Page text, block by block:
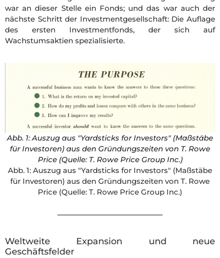
war an dieser Stelle ein Fonds; und das war auch der
nächste Schritt der Investmentgesellschaft: Die Auflage
des ersten Investmentfonds, der sich auf
Wachstumsaktien spezialisierte.
Abb. 1: Auszug aus "Yardsticks for Investors" (Maßstäbe
für Investoren) aus den Gründungszeiten von T. Rowe
Price (Quelle: T. Rowe Price Group Inc.)
Abb. 1: Auszug aus "Yardsticks for Investors" (Maßstäbe
für Investoren) aus den Gründungszeiten von T. Rowe
Price (Quelle: T. Rowe Price Group Inc.)
Weltweite Expansion und neue
Geschäftsfelder